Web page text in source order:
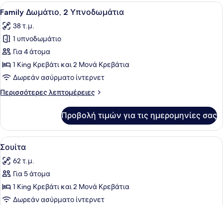
Προβολή
όλων
των
φωτογραφιών
για
Family
Δωμάτιο,
Υπνοδωμάτια
Ένα σύγχρονο δωμάτιο
5
Family Δωμάτιο, 2 Υπνοδωμάτια
38 τ.μ.
1 υπνοδωμάτιο
Για 4 άτομα
1 King Κρεβάτι και 2 Μονά Κρεβάτια
Δωρεάν ασύρματο ίντερνετ
Περισσότερες λεπτομέρειες
Περισσότερες
Δωμάτιο,
Υπνοδωμάτια
Προβολή τιμών για τις ημερομηνίες σας
Προβολή
όλων
των
φωτογραφιών
για
Σουίτα
Ένα μοντέρνο σαλόνι με ένα σετ
8
Σουίτα
62 τ.μ.
Για 5 άτομα
1 King Κρεβάτι και 2 Μονά Κρεβάτια
Δωρεάν ασύρματο ίντερνετ